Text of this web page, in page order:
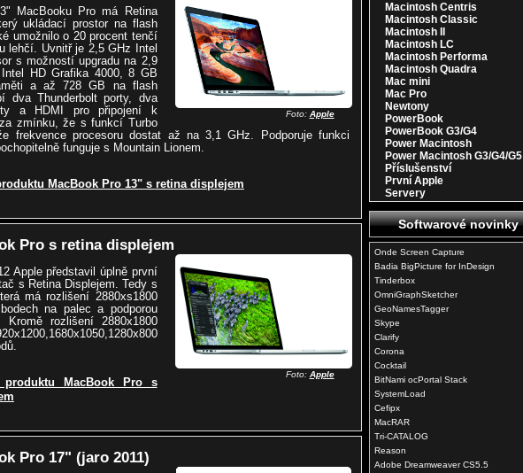
Foto: Apple
MacBooku Pro má Retina
ukládací prostor na flash
umožnilo o 20 procent tenčí
lehčí. Uvnitř je 2,5 GHz Intel
s možností upgradu na 2,9
HD Grafika 4000, 8 GB
a až 728 GB na flash
dva Thunderbolt porty, dva
a HDMI pro připojení k
zmínku, že s funkcí Turbo
frekvence procesoru dostat až na 3,1 GHz. Podporuje funkci
funguje s Mountain Lionem.
MacBook Pro 13" s retina displejem
Pro s retina displejem
Foto: Apple
Apple představil úplně první
s Retina Displejem. Tedy s
má rozlišení 2880xs1800
na palec a podporou
Kromě rozlišení 2880x1800
MacBook Pro s
Pro 17" (jaro 2011)
Macintosh Centris
Macintosh Classic
Macintosh II
Macintosh LC
Macintosh Performa
Macintosh Quadra
Mac mini
Mac Pro
Newtony
PowerBook
PowerBook G3/G4
Power Macintosh
Power Macintosh G3/G4/G5
Příslušenství
První Apple
Servery
Softwarové novinky
Onde Screen Capture
Badia BigPicture for InDesign
Tinderbox
OmniGraphSketcher
GeoNamesTagger
Skype
Clarify
Corona
Cocktail
BitNami ocPortal Stack
SystemLoad
Cefipx
MacRAR
Tri-CATALOG
Reason
Adobe Dreamweaver CS5.5